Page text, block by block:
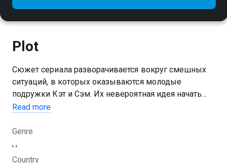
Plot
Сюжет сериала разворачивается вокруг смешных
ситуаций, в которых оказываются молодые
подружки Кэт и Сэм. Их невероятная идея начать
бизнес, чтобы стать независимыми и иметь
искать способ заработать
Read more
Genre
, ,
Country